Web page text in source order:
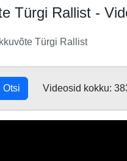
Türgi Rallist -
Türgi Rallist
Otsi Videosid kokku: